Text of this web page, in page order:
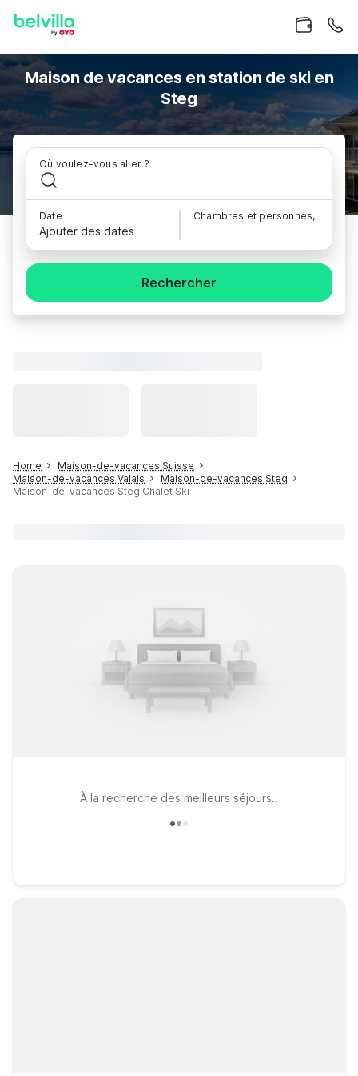
Maison de vacances en station de ski en
Steg
Où voulez-vous aller ?
Date
Ajouter des dates
Chambres et personnes,
Rechercher
Home
Maison-de-vacances Suisse
Maison-de-vacances Valais
Maison-de-vacances Steg
Maison-de-vacances Steg Chalet Ski
À la recherche des meilleurs séjours..